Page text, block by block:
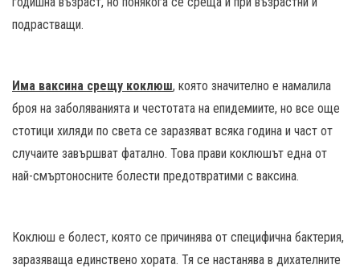
подрастващи.
Има ваксина срещу коклюш, която значително е намалила
броя на заболяванията и честотата на епидемиите, но все още
стотици хиляди по света се заразяват всяка година и част от
случаите завършват фатално. Това прави коклюшът една от
най-смъртоносните болести предотвратими с ваксина.
Коклюш е болест, която се причинява от специфична бактерия,
заразяваща единствено хората. Тя се настанява в дихателните